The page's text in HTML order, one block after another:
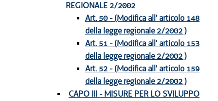
REGIONALE 2/2002
Art. 50 - (Modifica all' articolo 148
della legge regionale 2/2002 )
Art. 51 - (Modifica all' articolo 153
della legge regionale 2/2002 )
Art. 52 - (Modifica all' articolo 159
della legge regionale 2/2002 )
CAPO III - MISURE PER LO SVILUPPO